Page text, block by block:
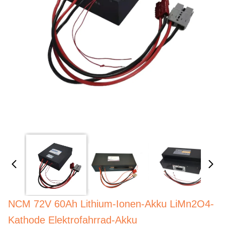
NCM 72V 60Ah Lithium-Ionen-Akku LiMn2O4-
Kathode Elektrofahrrad-Akku